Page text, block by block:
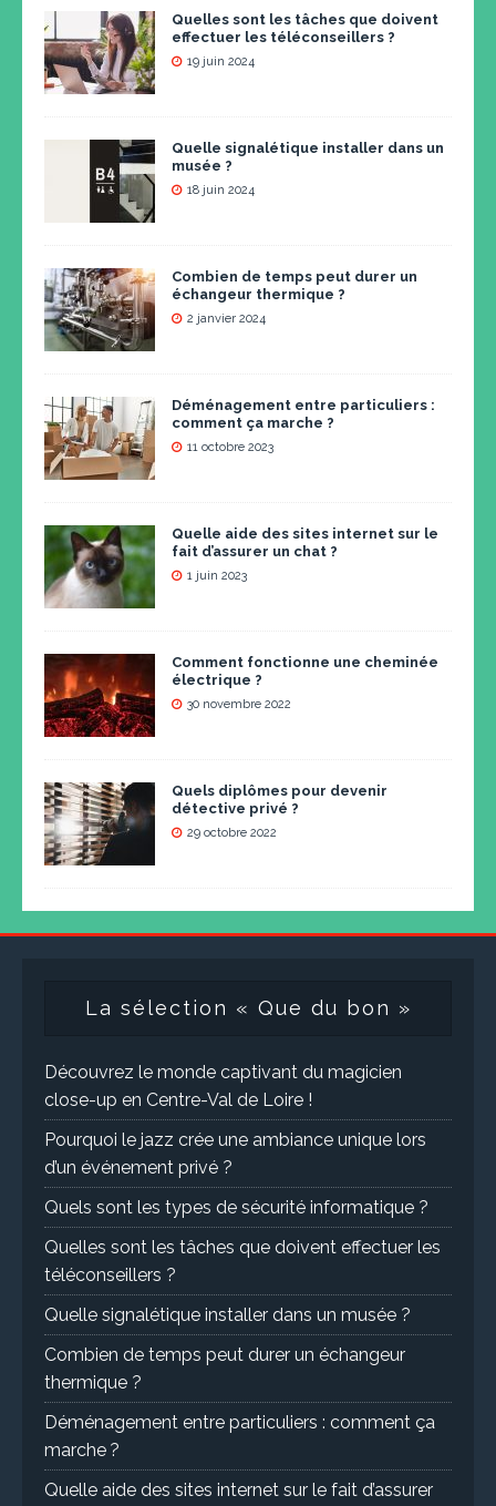
Quelles sont les tâches que doivent
effectuer les téléconseillers ?
19 juin 2024
Quelle signalétique installer dans un
musée ?
18 juin 2024
Combien de temps peut durer un
échangeur thermique ?
2 janvier 2024
Déménagement entre particuliers :
comment ça marche ?
11 octobre 2023
Quelle aide des sites internet sur le
fait d’assurer un chat ?
1 juin 2023
Comment fonctionne une cheminée
électrique ?
30 novembre 2022
Quels diplômes pour devenir
détective privé ?
29 octobre 2022
La sélection « Que du bon »
Découvrez le monde captivant du magicien
close-up en Centre-Val de Loire !
Pourquoi le jazz crée une ambiance unique lors
d’un événement privé ?
Quels sont les types de sécurité informatique ?
Quelles sont les tâches que doivent effectuer les
téléconseillers ?
Quelle signalétique installer dans un musée ?
Combien de temps peut durer un échangeur
thermique ?
Déménagement entre particuliers : comment ça
marche ?
Quelle aide des sites internet sur le fait d’assurer